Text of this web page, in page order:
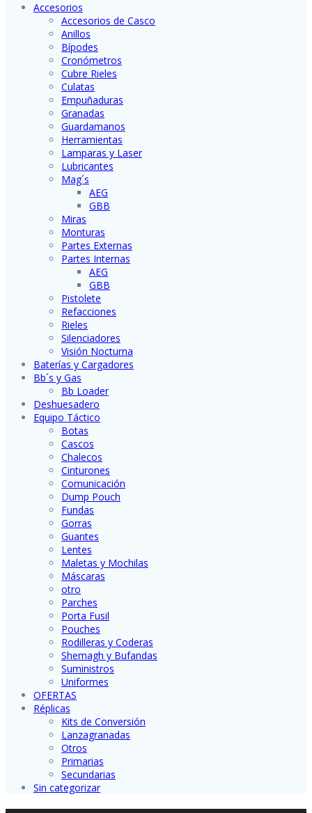
Accesorios
Accesorios de Casco
Anillos
Bípodes
Cronómetros
Cubre Rieles
Culatas
Empuñaduras
Granadas
Guardamanos
Herramientas
Lamparas y Laser
Lubricantes
Mag´s
AEG
GBB
Miras
Monturas
Partes Externas
Partes Internas
AEG
GBB
Pistolete
Refacciones
Rieles
Silenciadores
Visión Nocturna
Baterías y Cargadores
Bb´s y Gas
Bb Loader
Deshuesadero
Equipo Táctico
Botas
Cascos
Chalecos
Cinturones
Comunicación
Dump Pouch
Fundas
Gorras
Guantes
Lentes
Maletas y Mochilas
Máscaras
otro
Parches
Porta Fusil
Pouches
Rodilleras y Coderas
Shemagh y Bufandas
Suministros
Uniformes
OFERTAS
Réplicas
Kits de Conversión
Lanzagranadas
Otros
Primarias
Secundarias
Sin categorizar